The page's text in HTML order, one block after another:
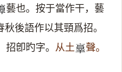
藝也。按于當作干，藝
後語作以其頸爲招。
卽旳字。 从土𦎫 聲。